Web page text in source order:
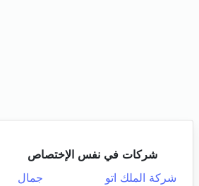
شركات في نفس الإختصاص
شركة الملك اتو
جمال